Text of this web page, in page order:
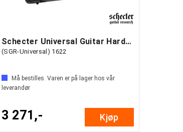
Schecter Universal Guitar Hardcase
(SGR-Universal) 1622
Må bestilles. Varen er på lager hos vår
leverandør
3 271,- Kjøp